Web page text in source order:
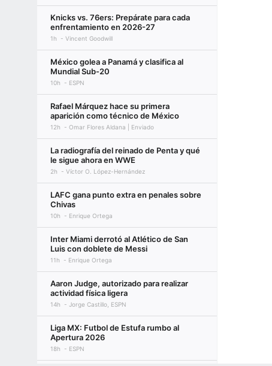
Knicks vs. 76ers: Prepárate para cada
enfrentamiento en 2026-27
1h Vincent Goodwill
México golea a Panamá y clasifica al
Mundial Sub-20
10h ESPN
Rafael Márquez hace su primera
aparición como técnico de México
12h Omar Flores Aldana | Enviado
La radiografía del reinado de Penta y qué
le sigue ahora en WWE
2h Víctor O. López-Hernández
LAFC gana punto extra en penales sobre
Chivas
10h Enrique Ortega
Inter Miami derrotó al Atlético de San
Luis con doblete de Messi
11h Enrique Ortega
Aaron Judge, autorizado para realizar
actividad física ligera
14h Jorge Castillo, ESPN
Liga MX: Futbol de Estufa rumbo al
Apertura 2026
18h ESPN